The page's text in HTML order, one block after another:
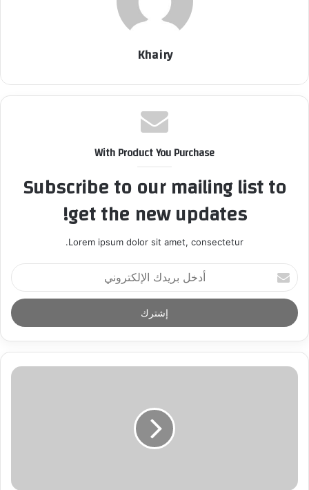
Khairy
With Product You Purchase
Subscribe to our mailing list to
get the new updates!
Lorem ipsum dolor sit amet, consectetur.
أ
د
خ
ل
ر
د